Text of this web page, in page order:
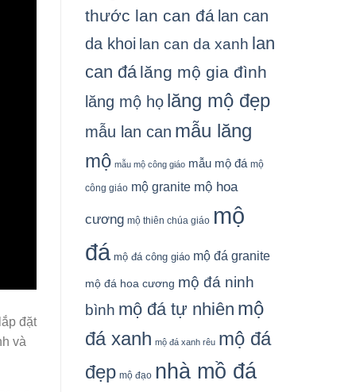
đặt
và
thước lan can đá lan can
da khoi lan can da xanh lan
can đá lăng mộ gia đình
lăng mộ họ lăng mộ đẹp
mẫu lan can mẫu lăng
mộ mẫu mộ công giáo mẫu mộ đá mộ
công giáo mộ granite mộ hoa
cương mộ thiên chúa giáo mộ
đá mộ đá công giáo mộ đá granite
mộ đá hoa cương mộ đá ninh
bình mộ đá tự nhiên mộ
đá xanh mộ đá xanh rêu mộ đá
đẹp mộ đạo nhà mồ đá